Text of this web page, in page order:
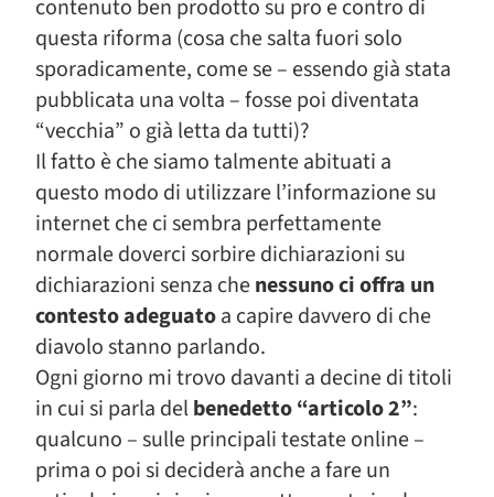
contenuto ben prodotto su pro e contro di
questa riforma (cosa che salta fuori solo
sporadicamente, come se – essendo già stata
pubblicata una volta – fosse poi diventata
“vecchia” o già letta da tutti)?
Il fatto è che siamo talmente abituati a
questo modo di utilizzare l’informazione su
internet che ci sembra perfettamente
normale doverci sorbire dichiarazioni su
dichiarazioni senza chenessuno ci offra un
contesto adeguatoa capire davvero di che
diavolo stanno parlando.
Ogni giorno mi trovo davanti a decine di titoli
in cui si parla delbenedetto “articolo 2”:
qualcuno – sulle principali testate online –
prima o poi si deciderà anche a fare un